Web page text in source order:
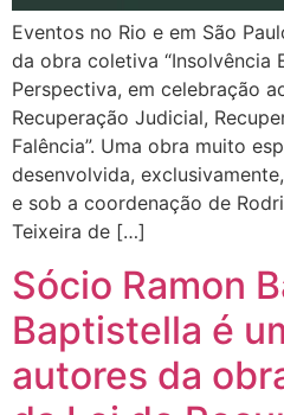
Eventos no Rio e em São
da obra coletiva “Insolvência
Perspectiva, em celebração
Recuperação Judicial,
Falência”. Uma obra muito
desenvolvida,
e sob a coordenação de
Teixeira de […]
Sócio Ramon
Baptistella é
autores da